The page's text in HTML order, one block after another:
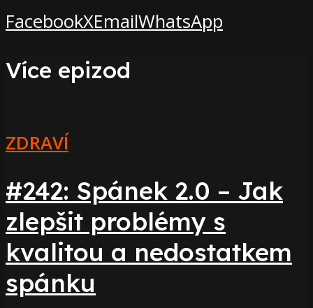
FacebookXEmailWhatsApp
Více epizod
ZDRAVÍ
#242: Spánek 2.0 – Jak
zlepšit problémy s
kvalitou a nedostatkem
spánku